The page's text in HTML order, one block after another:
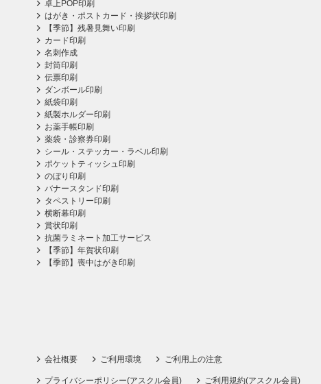
卓上POP印刷
はがき・ポストカード・挨拶状印刷
【季節】残暑見舞い印刷
カード印刷
名刺作成
封筒印刷
伝票印刷
ダンボール印刷
紙袋印刷
紙製ホルダー印刷
お薬手帳印刷
薬袋・診察券印刷
シール・ステッカー・ラベル印刷
ポケットティッシュ印刷
のぼり印刷
バナースタンド印刷
タペストリー印刷
横断幕印刷
賞状印刷
抗菌ラミネート加工サービス
【季節】年賀状印刷
【季節】喪中はがき印刷
会社概要 ご利用環境 ご利用上の注意
プライバシーポリシー(アスクル会員) ご利用規約(アスクル会員)